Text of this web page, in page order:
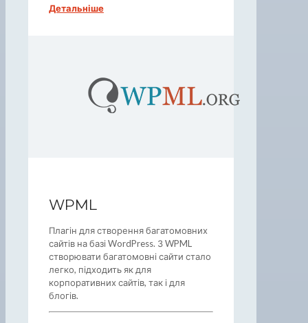
Детальніше
WPML
Плагін для створення багатомовних
сайтів на базі WordPress. З WPML
створювати багатомовні сайти стало
легко, підходить як для
корпоративних сайтів, так і для
блогів.